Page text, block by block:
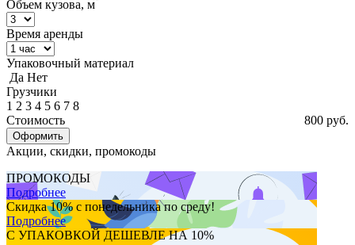
Объем кузова, м
Время аренды
Упаковочный материал
Да Нет
Грузчики
1 2 3 4 5 6 7 8
Стоимость
800 руб.
Акции, скидки, промокоды
ПРОМОКОДЫ
Подробнее
Скидка 10% с понедельника по среду!
Подробнее
С УПАКОВКОЙ ДЕШЕВЛЕ НА 10%